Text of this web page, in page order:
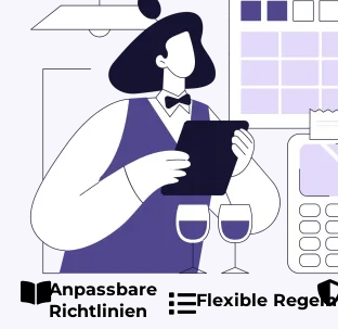
Anpassbare
Richtlinien
Flexible Regeln